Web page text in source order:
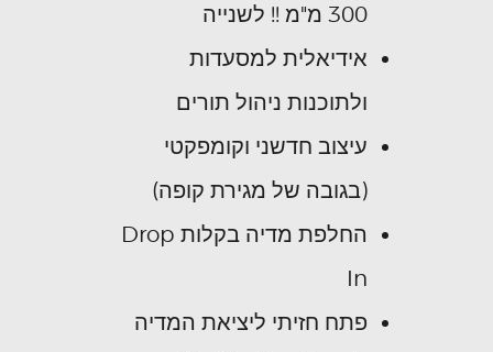
300 מ"מ !! לשנייה
אידיאלית למסעדות
ולתוכנות ניהול תורים
עיצוב חדשני וקומפקטי
(בגובה של מגירת קופה)
החלפת מדיה בקלות Drop
In
פתח חזיתי ליציאת המדיה